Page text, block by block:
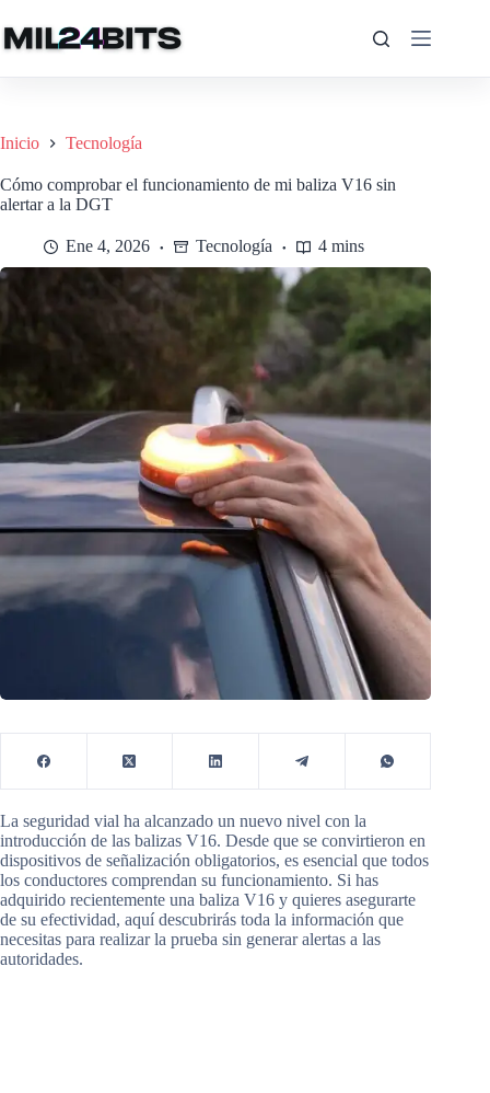
al
contenido
Inicio Tecnología
Cómo comprobar el funcionamiento de mi baliza V16 sin
alertar a la DGT
Ene 4, 2026 Tecnología 4 mins
La seguridad vial ha alcanzado un nuevo nivel con la
introducción de las balizas V16. Desde que se convirtieron en
dispositivos de señalización obligatorios, es esencial que todos
los conductores comprendan su funcionamiento. Si has
adquirido recientemente una baliza V16 y quieres asegurarte
de su efectividad, aquí descubrirás toda la información que
necesitas para realizar la prueba sin generar alertas a las
autoridades.